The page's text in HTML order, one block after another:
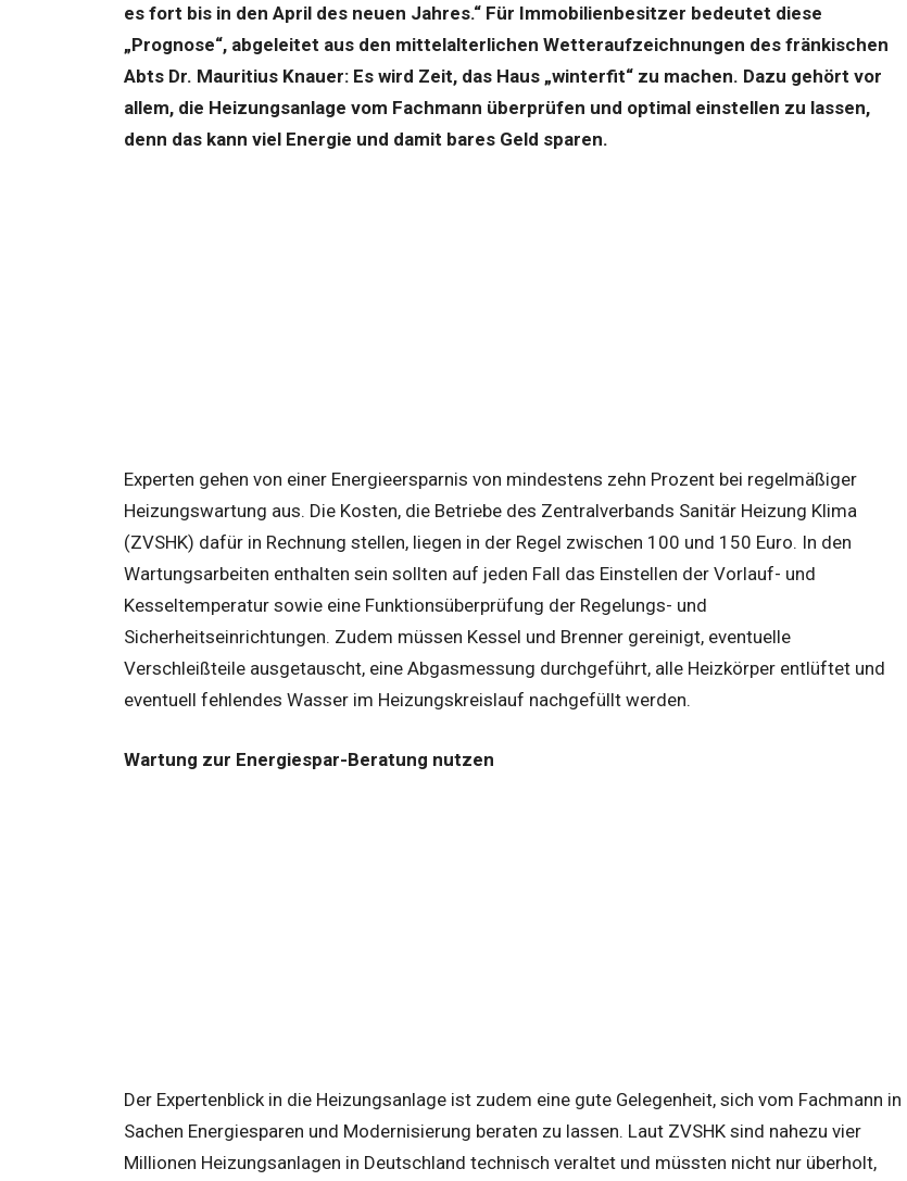
es fort bis in den April des neuen Jahres.“ Für Immobilienbesitzer bedeutet diese
„Prognose“, abgeleitet aus den mittelalterlichen Wetteraufzeichnungen des fränkischen
Abts Dr. Mauritius Knauer: Es wird Zeit, das Haus „winterfit“ zu machen. Dazu gehört vor
allem, die Heizungsanlage vom Fachmann überprüfen und optimal einstellen zu lassen,
denn das kann viel Energie und damit bares Geld sparen.
Experten gehen von einer Energieersparnis von mindestens zehn Prozent bei regelmäßiger
Heizungswartung aus. Die Kosten, die Betriebe des Zentralverbands Sanitär Heizung Klima
(ZVSHK) dafür in Rechnung stellen, liegen in der Regel zwischen 100 und 150 Euro. In den
Wartungsarbeiten enthalten sein sollten auf jeden Fall das Einstellen der Vorlauf- und
Kesseltemperatur sowie eine Funktionsüberprüfung der Regelungs- und
Sicherheitseinrichtungen. Zudem müssen Kessel und Brenner gereinigt, eventuelle
Verschleißteile ausgetauscht, eine Abgasmessung durchgeführt, alle Heizkörper entlüftet und
eventuell fehlendes Wasser im Heizungskreislauf nachgefüllt werden.
Wartung zur Energiespar-Beratung nutzen
Der Expertenblick in die Heizungsanlage ist zudem eine gute Gelegenheit, sich vom Fachmann in
Sachen Energiesparen und Modernisierung beraten zu lassen. Laut ZVSHK sind nahezu vier
Millionen Heizungsanlagen in Deutschland technisch veraltet und müssten nicht nur überholt,